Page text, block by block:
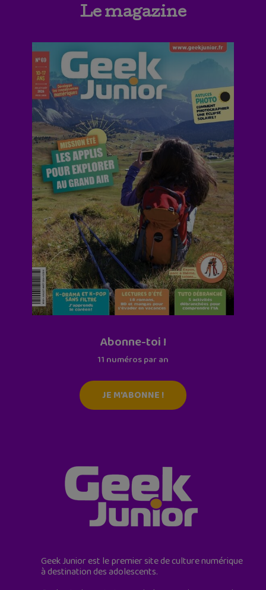
Le magazine
Abonne-toi !
11 numéros par an
JE M'ABONNE !
Geek Junior est le premier site de culture numérique
à destination des adolescents.